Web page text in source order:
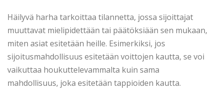
Häilyvä harha tarkoittaa tilannetta, jossa sijoittajat
muuttavat mielipidettään tai päätöksiään sen mukaan,
miten asiat esitetään heille. Esimerkiksi, jos
sijoitusmahdollisuus esitetään voittojen kautta, se voi
vaikuttaa houkuttelevammalta kuin sama
mahdollisuus, joka esitetään tappioiden kautta.